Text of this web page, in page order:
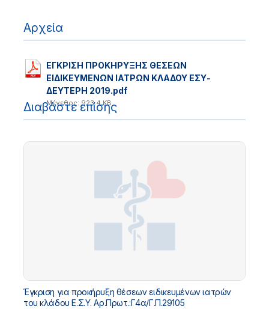
Αρχεία
ΕΓΚΡΙΣΗ ΠΡΟΚΗΡΥΞΗΣ ΘΕΣΕΩΝ
ΕΙΔΙΚΕΥΜΕΝΩΝ ΙΑΤΡΩΝ ΚΛΑΔΟΥ ΕΣΥ-
ΔΕΥΤΕΡΗ 2019.pdf
Μέγεθος: 923.4 KB
Διαβάστε επίσης
Έγκριση για προκήρυξη θέσεων ειδικευμένων ιατρών
του κλάδου Ε.Σ.Υ. Αρ.Πρωτ.:Γ4α/Γ.Π.29105